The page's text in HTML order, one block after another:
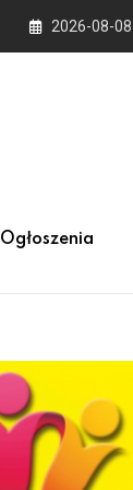
2026-08-08
Ogłoszenia